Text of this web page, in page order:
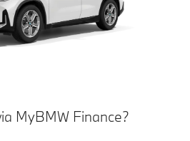
MyBMW Finance?